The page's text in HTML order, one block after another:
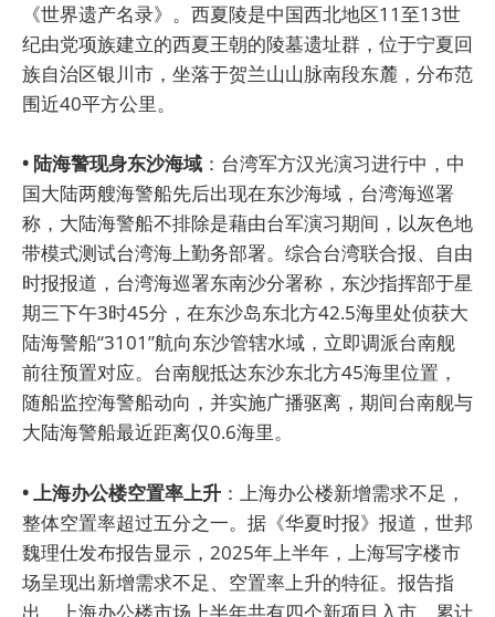
《世界遗产名录》。西夏陵是中国西北地区11至13世
纪由党项族建立的西夏王朝的陵墓遗址群，位于宁夏回
族自治区银川市，坐落于贺兰山山脉南段东麓，分布范
围近40平方公里。
• 陆海警现身东沙海域 ：台湾军方汉光演习进行中，中
国大陆两艘海警船先后出现在东沙海域，台湾海巡署
称，大陆海警船不排除是藉由台军演习期间，以灰色地
带模式测试台湾海上勤务部署。综合台湾联合报、自由
时报报道，台湾海巡署东南沙分署称，东沙指挥部于星
期三下午3时45分，在东沙岛东北方42.5海里处侦获大
陆海警船“3101”航向东沙管辖水域，立即调派台南舰
前往预置对应。台南舰抵达东沙东北方45海里位置，
随船监控海警船动向，并实施广播驱离，期间台南舰与
大陆海警船最近距离仅0.6海里。
• 上海办公楼空置率上升 ：上海办公楼新增需求不足，
整体空置率超过五分之一。据《华夏时报》报道，世邦
魏理仕发布报告显示，2025年上半年，上海写字楼市
场呈现出新增需求不足、空置率上升的特征。报告指
出，上海办公楼市场上半年共有四个新项目入市，累计